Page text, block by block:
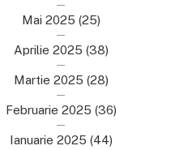
Mai 2025 (25)
Aprilie 2025 (38)
Martie 2025 (28)
Februarie 2025 (36)
Ianuarie 2025 (44)